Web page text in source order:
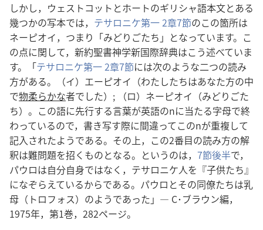
しかし，ウェストコットとホートのギリシャ語本文とある
幾つかの写本では， テサロニケ第一 2章7節のこの箇所は
ネーピオイ，つまり「みどりごたち」となっています。こ
の点に関して，新約聖書神学新国際辞典はこう述べていま
す。「テサロニケ第一 2章7節には次のような二つの読み
方がある。（イ）エーピオイ（わたしたちはあなた方の中
で物柔らかな者でした）; （ロ）ネーピオイ（みどりごた
ち）。この語に先行する言葉が英語のnに当たる字母で終
わっているので，書き写す際に間違ってこのnが重複して
記入されたようである。その上，この2番目の読み方の解
釈は難問題を招くものとなる。というのは， 7節後半で，
パウロは自分自身ではなく，テサロニケ人を『子供たち』
になぞらえているからである。パウロとその同僚たちは乳
母（トロフォス）のようであった」― C･ブラウン編，
1975年，第1巻，282ページ。